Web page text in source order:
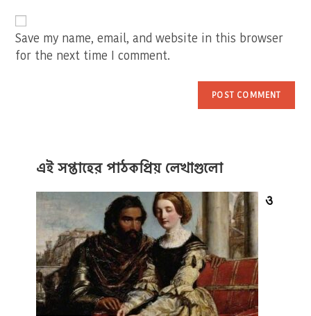
(optional)
Save my name, email, and website in this browser
for the next time I comment.
এই সপ্তাহের পাঠকপ্রিয় লেখাগুলো
ও